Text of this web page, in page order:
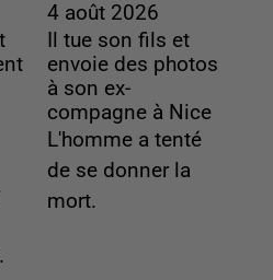
4 août 2026
Il tue son fils et
envoie des photos
à son ex-
compagne à Nice
L'homme a tenté
de se donner la
mort.